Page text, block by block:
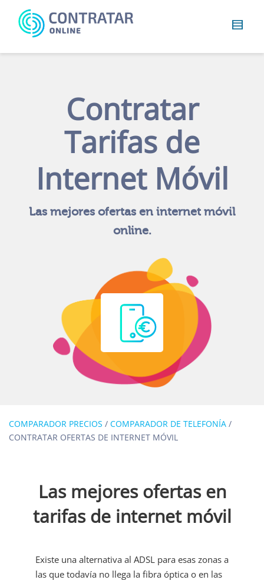
Busca
Contratar
Tarifas de
Internet Móvil
Las mejores ofertas en internet móvil
online.
COMPARADOR PRECIOS / COMPARADOR DE TELEFONÍA /
CONTRATAR OFERTAS DE INTERNET MÓVIL
Las mejores ofertas en
tarifas de internet móvil
Existe una alternativa al ADSL para esas zonas a
las que todavía no llega la fibra óptica o en las